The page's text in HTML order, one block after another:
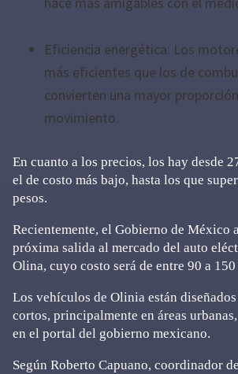
Eficiencia energética: Los
más eficientes que los de
convierten una mayor
movimiento.
En cuanto a los precios, los hay desde
el de costo más bajo, hasta los que
pesos.
Recientemente, el Gobierno de México
próxima salida al mercado del auto
Olina, cuyo costo será de entre 90 a
Los vehículos de Olinia están
cortos, principalmente en áreas
en el portal del gobierno mexicano.
Según Roberto Capuano, coordinador